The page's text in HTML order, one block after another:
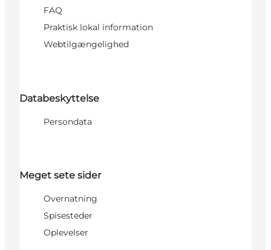
FAQ
Praktisk lokal information
Webtilgængelighed
Databeskyttelse
Persondata
Meget sete sider
Overnatning
Spisesteder
Oplevelser